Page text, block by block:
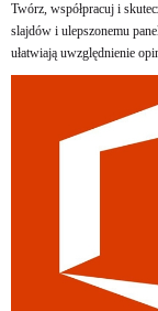
Twórz, współpracuj i
slajdów i ulepszonemu
ułatwiają uwzględnienie